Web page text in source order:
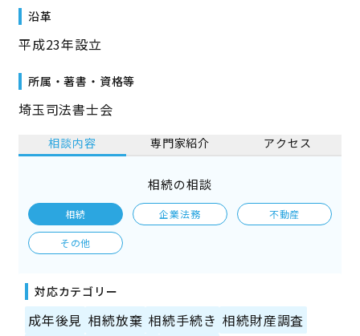
沿革
平成23年設立
所属・著書・資格等
埼玉司法書士会
相談内容 専門家紹介 アクセス
相続の相談
相続 企業法務 不動産
その他
対応カテゴリー
成年後見 相続放棄 相続手続き 相続財産調査